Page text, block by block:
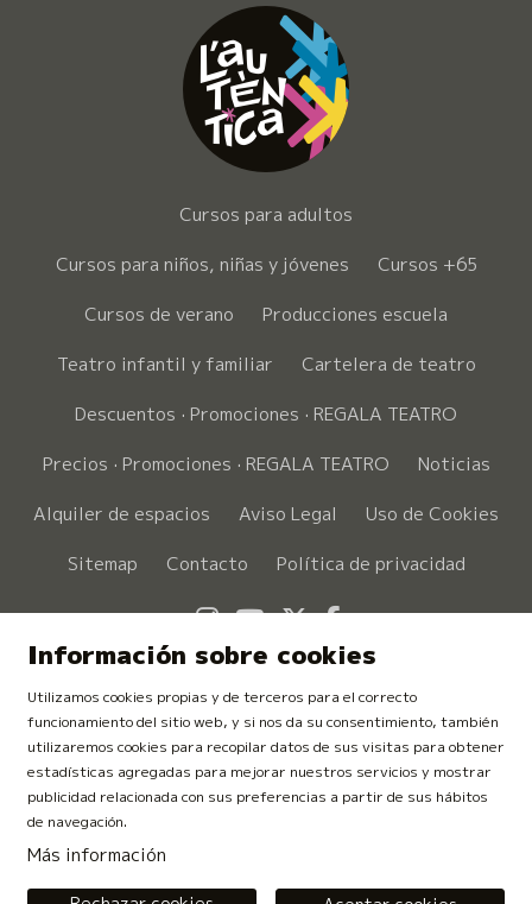
Cursos para adultos
Cursos para niños, niñas y jóvenes
Cursos +65
Cursos de verano
Producciones escuela
Teatro infantil y familiar
Cartelera de teatro
Descuentos · Promociones · REGALA TEATRO
Precios · Promociones · REGALA TEATRO
Noticias
Alquiler de espacios
Aviso Legal
Uso de Cookies
Sitemap
Contacto Política de privacidad
Link a instagram
Link a youtube
Link a twitter
Link a
Información sobre cookies
Utilizamos cookies propias y de terceros para el correcto
funcionamiento del sitio web, y si nos da su consentimiento, también
utilizaremos cookies para recopilar datos de sus visitas para obtener
estadísticas agregadas para mejorar nuestros servicios y mostrar
publicidad relacionada con sus preferencias a partir de sus hábitos
de navegación.
Más información